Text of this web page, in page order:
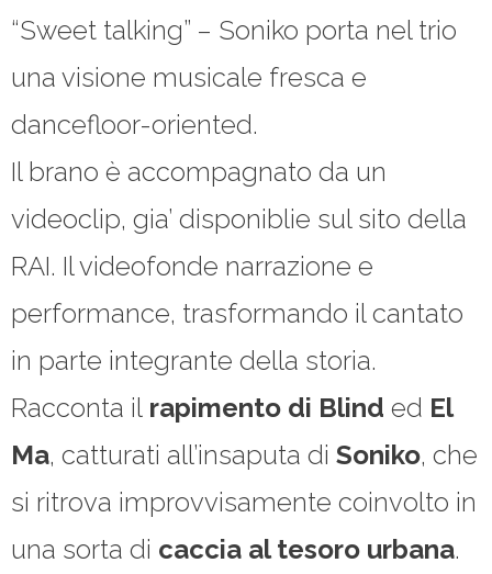
“Sweet talking” – Soniko porta nel trio
una visione musicale fresca e
dancefloor-oriented.
Il brano è accompagnato da un
videoclip, gia’ disponiblie sul sito della
RAI. Il videofonde narrazione e
performance, trasformando il cantato
in parte integrante della storia.
Racconta il rapimento di Blind ed El
Ma, catturati all’insaputa di Soniko, che
si ritrova improvvisamente coinvolto in
una sorta di caccia al tesoro urbana.